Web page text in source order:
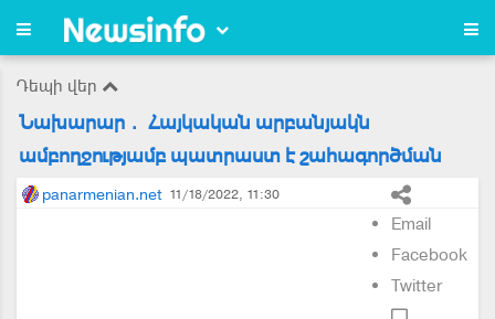
Դեպի վեր
Նախարար․ Հայկական արբանյակն
ամբողջությամբ պատրաստ է շահագործման
panarmenian.net 11/18/2022, 11:30
Email
Facebook
Twitter